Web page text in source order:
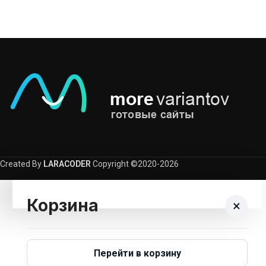
Created By LARACODER Copyright ©2020-2026
Корзина ×
Вернуться В Каталог
Перейти в корзину